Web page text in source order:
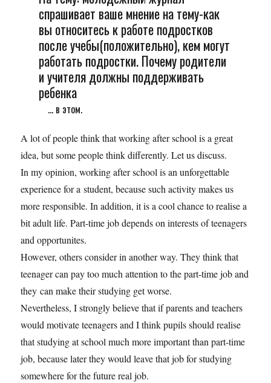
спрашивает ваше мнение на тему-как
вы относитесь к работе подростков
после учебы(положительно), кем могут
работать подростки. Почему родители
и учителя должны поддерживать
ребенка
... в этом.
A lot of people think that working after school is a great
idea, but some people think differently. Let us discuss.
In my opinion, working after school is an unforgettable
experience for a student, because such activity makes us
more responsible. In addition, it is a cool chance to realise a
bit adult life. Part-time job depends on interests of teenagers
and opportunites.
However, others consider in another way. They think that
teenager can pay too much attention to the part-time job and
they can make their studying get worse.
Nevertheless, I strongly believe that if parents and teachers
would motivate teenagers and I think pupils should realise
that studying at school much more important than part-time
job, because later they would leave that job for studying
somewhere for the future real job.